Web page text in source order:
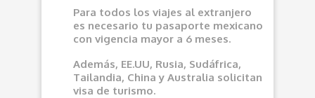
Para todos los viajes al extranjero
es necesario tu pasaporte mexicano
con vigencia mayor a 6 meses.
Además, EE.UU, Rusia, Sudáfrica,
Tailandia, China y Australia solicitan
visa de turismo.